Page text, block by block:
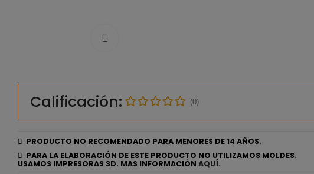
Calificación: (0)
PRODUCTO NO RECOMENDADO PARA MENORES DE 14 AÑOS.
PARA LA ELABORACIÓN DE ESTE PRODUCTO NO UTILIZAMOS MOLDES.
USAMOS IMPRESORAS 3D. MAS INFORMACIÓN AQUÍ.